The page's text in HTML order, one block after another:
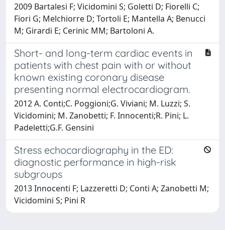
2009 Bartalesi F; Vicidomini S; Goletti D; Fiorelli C;
Fiori G; Melchiorre D; Tortoli E; Mantella A; Benucci
M; Girardi E; Cerinic MM; Bartoloni A.
Short- and long-term cardiac events in
patients with chest pain with or without
known existing coronary disease
presenting normal electrocardiogram.
2012 A. Conti;C. Poggioni;G. Viviani; M. Luzzi; S.
Vicidomini; M. Zanobetti; F. Innocenti;R. Pini; L.
Padeletti;G.F. Gensini
Stress echocardiography in the ED:
diagnostic performance in high-risk
subgroups
2013 Innocenti F; Lazzeretti D; Conti A; Zanobetti M;
Vicidomini S; Pini R